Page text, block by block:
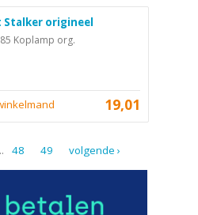
Stalker origineel
Koplamp org.
19,01
48 49 volgende ›